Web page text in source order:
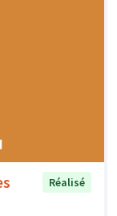
Réalisé